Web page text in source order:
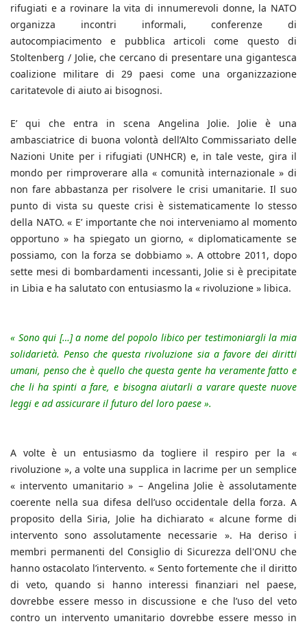
rifugiati e a rovinare la vita di innumerevoli donne, la NATO
organizza incontri informali, conferenze di
autocompiacimento e pubblica articoli come questo di
Stoltenberg / Jolie, che cercano di presentare una gigantesca
coalizione militare di 29 paesi come una organizzazione
caritatevole di aiuto ai bisognosi.
E’ qui che entra in scena Angelina Jolie. Jolie è una
ambasciatrice di buona volontà dell’Alto Commissariato delle
Nazioni Unite per i rifugiati (UNHCR) e, in tale veste, gira il
mondo per rimproverare alla « comunità internazionale » di
non fare abbastanza per risolvere le crisi umanitarie. Il suo
punto di vista su queste crisi è sistematicamente lo stesso
della NATO. « E’ importante che noi interveniamo al momento
opportuno » ha spiegato un giorno, « diplomaticamente se
possiamo, con la forza se dobbiamo ». A ottobre 2011, dopo
sette mesi di bombardamenti incessanti, Jolie si è precipitate
in Libia e ha salutato con entusiasmo la « rivoluzione » libica.
« Sono qui […] a nome del popolo libico per testimoniargli la mia
solidarietà. Penso che questa rivoluzione sia a favore dei diritti
umani, penso che è quello che questa gente ha veramente fatto e
che li ha spinti a fare, e bisogna aiutarli a varare queste nuove
leggi e ad assicurare il futuro del loro paese ».
A volte è un entusiasmo da togliere il respiro per la «
rivoluzione », a volte una supplica in lacrime per un semplice
« intervento umanitario » – Angelina Jolie è assolutamente
coerente nella sua difesa dell’uso occidentale della forza. A
proposito della Siria, Jolie ha dichiarato « alcune forme di
intervento sono assolutamente necessarie ». Ha deriso i
membri permanenti del Consiglio di Sicurezza dell'ONU che
hanno ostacolato l’intervento. « Sento fortemente che il diritto
di veto, quando si hanno interessi finanziari nel paese,
dovrebbe essere messo in discussione e che l’uso del veto
contro un intervento umanitario dovrebbe essere messo in